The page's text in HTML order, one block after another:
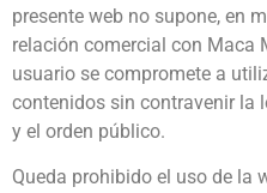
presente web no supone, en
relación comercial con Maca
usuario se compromete a
contenidos sin contravenir la
y el orden público.
Queda prohibido el uso de la